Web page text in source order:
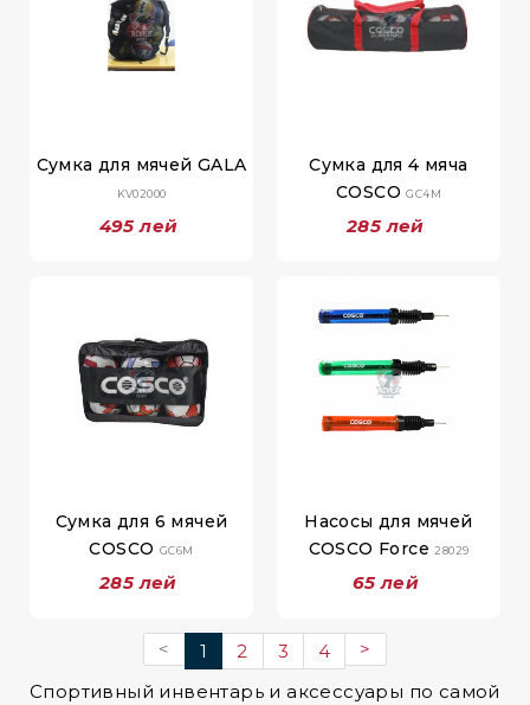
Сумка для мячей GALA
KV02000
495 лей
Сумка для 4 мяча
COSCOGC4M
285 лей
Сумка для 6 мячей
COSCO GC6M
285 лей
Насосы для мячей
COSCO Force28029
65 лей
< 1 2 3 4
>
Спортивный инвентарь и аксессуары по самой